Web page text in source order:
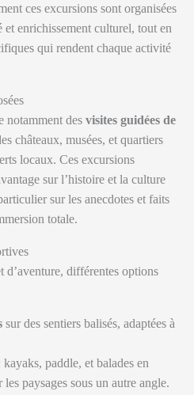
ces excursions sont organisées
enrichissement culturel, tout en
qui rendent chaque activité
notamment des visites guidées de
châteaux, musées, et quartiers
locaux. Ces excursions
sur l’histoire et la culture
sur les anecdotes et faits
totale.
d’aventure, différentes options
sur des sentiers balisés, adaptées à
kayaks, paddle, et balades en
paysages sous un autre angle.